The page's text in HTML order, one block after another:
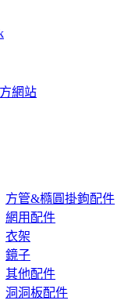
方管&橢圓掛鉤配件
網用配件
衣架
鏡子
其他配件
洞洞板配件